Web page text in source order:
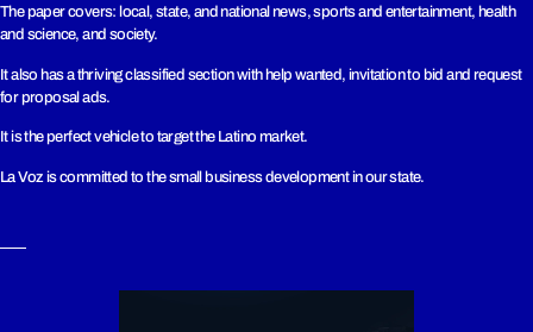
The paper covers: local, state, and national news, sports and entertainment, health
and science, and society.
It also has a thriving classified section with help wanted, invitation to bid and request
for proposal ads.
It is the perfect vehicle to target the Latino market.
La Voz is committed to the small business development in our state.